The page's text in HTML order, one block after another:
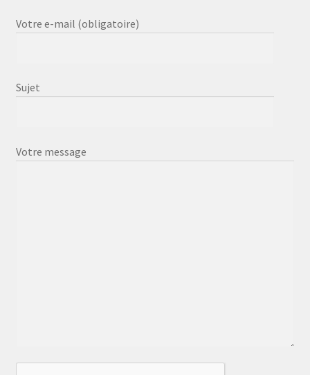
Votre e-mail (obligatoire)
Sujet
Votre message